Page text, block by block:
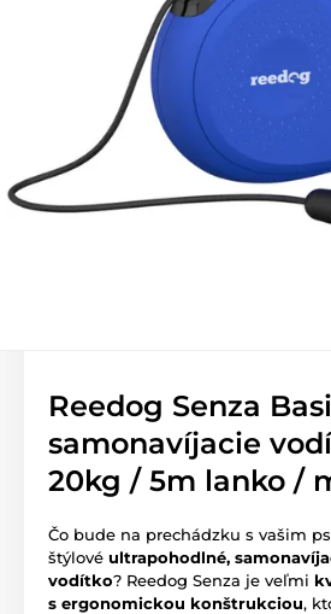
Reedog Senza
samonavíjacie
20kg / 5m lanko /
Čo bude na prechádzku s vašim
štýlové ultrapohodlné,
vodítko? Reedog Senza je veľmi
s ergonomickou konštrukciou,